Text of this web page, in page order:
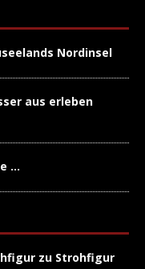
Nordinsel
aus erleben
…
zu Strohfigur